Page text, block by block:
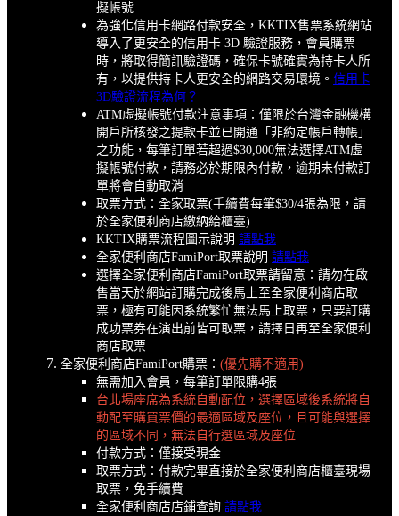
擬帳號
為強化信用卡網路付款安全，KKTIX售票系統網站
導入了更安全的信用卡 3D 驗證服務，會員購票
時，將取得簡訊驗證碼，確保卡號確實為持卡人所
有，以提供持卡人更安全的網路交易環境。 信用卡
3D驗證流程為何？
ATM虛擬帳號付款注意事項：僅限於台灣金融機構
開戶所核發之提款卡並已開通「非約定帳戶轉帳」
之功能，每筆訂單若超過$30,000無法選擇ATM虛
擬帳號付款，請務必於期限內付款，逾期未付款訂
單將會自動取消
取票方式：全家取票(手續費每筆$30/4張為限，請
於全家便利商店繳納給櫃臺)
KKTIX購票流程圖示說明 請點我
全家便利商店FamiPort取票說明 請點我
選擇全家便利商店FamiPort取票請留意：請勿在啟
售當天於網站訂購完成後馬上至全家便利商店取
票，極有可能因系統繁忙無法馬上取票，只要訂購
成功票券在演出前皆可取票，請擇日再至全家便利
商店取票
全家便利商店FamiPort購票： (優先購不適用)
無需加入會員，每筆訂單限購4張
台北場座席為系統自動配位，選擇區域後系統將自
動配至購買票價的最適區域及座位，且可能與選擇
的區域不同，無法自行選區域及座位
付款方式：僅接受現金
取票方式：付款完畢直接於全家便利商店櫃臺現場
取票，免手續費
全家便利商店店鋪查詢 請點我